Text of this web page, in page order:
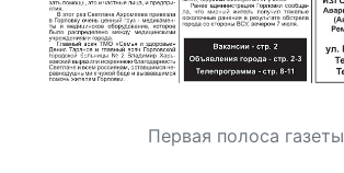
Первая полоса газеты